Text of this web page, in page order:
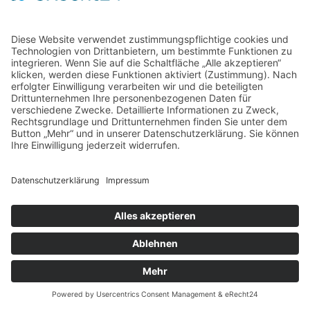
Home Kontakt
AGB
Datenschutzerklärung
Impressum